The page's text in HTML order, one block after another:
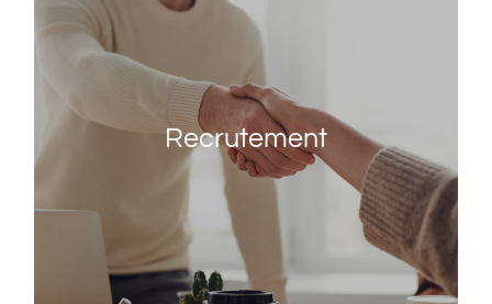
Recrutement
Recrutement
Où trouver les bons profils ? Comment les attirer
? System D RH met en oeuvre une offre de
recrutement sur-mesure pour garantir la
réussite de vos projets.
EN SAVOIR PLUS